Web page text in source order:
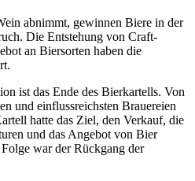
abnimmt, gewinnen Biere in der
Die Entstehung von Craft-
an Biersorten haben die
ist das Ende des Bierkartells. Von
und einflussreichsten Brauereien
hatte das Ziel, den Verkauf, die
und das Angebot von Bier
war der Rückgang der